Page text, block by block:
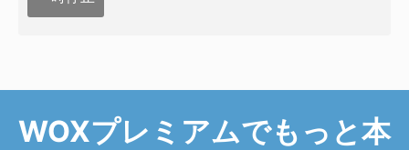
WOXプレミアムでもっと本